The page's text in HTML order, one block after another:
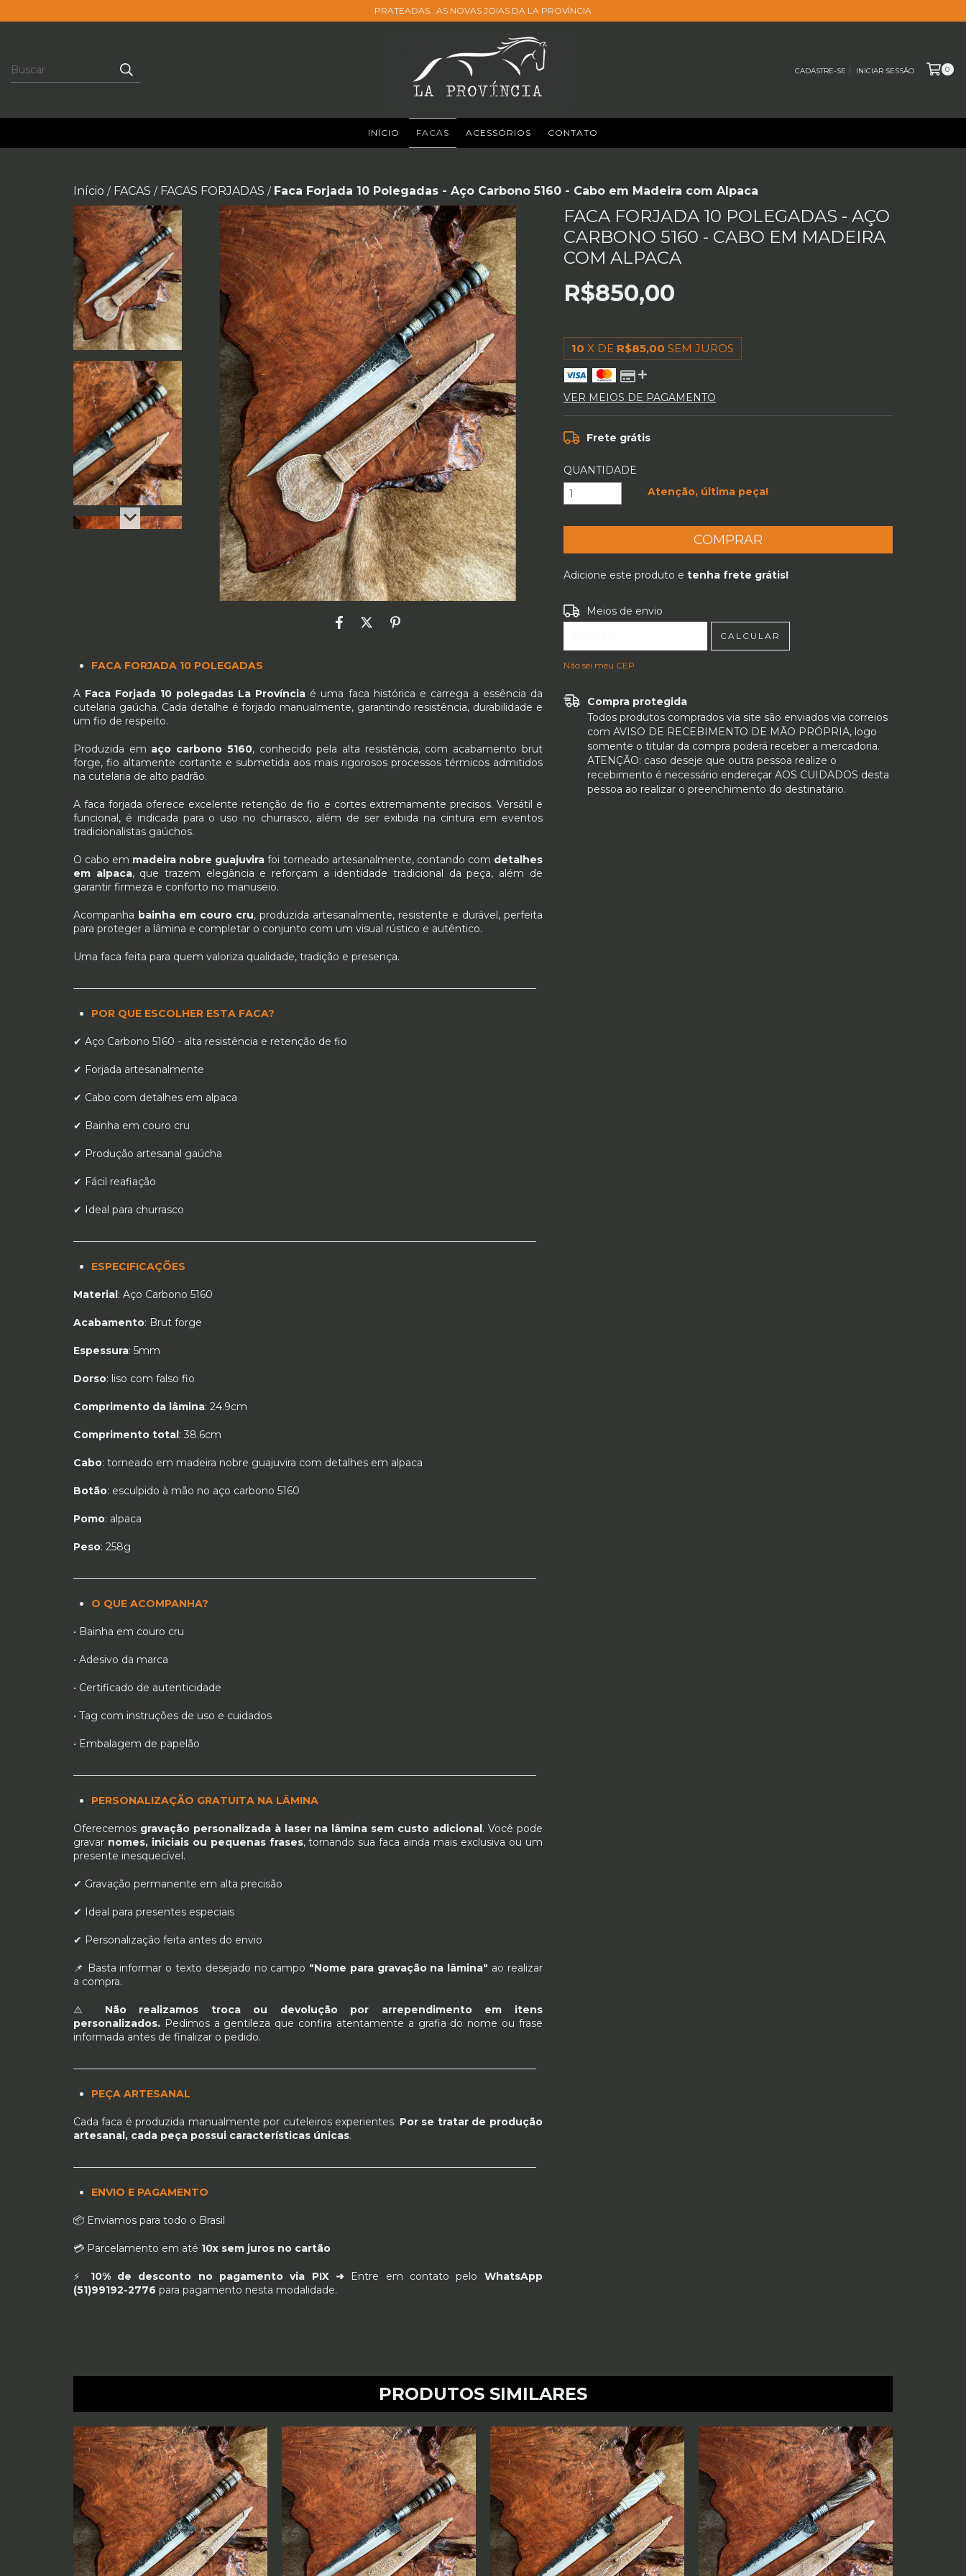
PRATEADAS...AS NOVAS JOIAS DA LA PROVÍNCIA
CADASTRE-SE INICIAR SESSÃO 0
INÍCIO FACAS ACESSÓRIOS CONTATO
Início / FACAS / FACAS FORJADAS / Faca Forjada 10 Polegadas - Aço Carbono 5160 - Cabo em Madeira com Alpaca
FACA FORJADA 10 POLEGADAS
A Faca Forjada 10 polegadas La Província é uma faca histórica e carrega a essência da
cutelaria gaúcha. Cada detalhe é forjado manualmente, garantindo resistência, durabilidade e
um fio de respeito.
Produzida em aço carbono 5160, conhecido pela alta resistência, com acabamento brut
forge, fio altamente cortante e submetida aos mais rigorosos processos térmicos admitidos
na cutelaria de alto padrão.
A faca forjada oferece excelente retenção de fio e cortes extremamente precisos. Versátil e
funcional, é indicada para o uso no churrasco, além de ser exibida na cintura em eventos
tradicionalistas gaúchos.
O cabo em madeira nobre guajuvira foi torneado artesanalmente, contando com detalhes
em alpaca, que trazem elegância e reforçam a identidade tradicional da peça, além de
garantir firmeza e conforto no manuseio.
Acompanha bainha em couro cru, produzida artesanalmente, resistente e durável, perfeita
para proteger a lâmina e completar o conjunto com um visual rústico e autêntico.
Uma faca feita para quem valoriza qualidade, tradição e presença.
POR QUE ESCOLHER ESTA FACA?
✔ Aço Carbono 5160 - alta resistência e retenção de fio
✔ Forjada artesanalmente
✔ Cabo com detalhes em alpaca
✔ Bainha em couro cru
✔ Produção artesanal gaúcha
✔ Fácil reafiação
✔ Ideal para churrasco
ESPECIFICAÇÕES
Material: Aço Carbono 5160
Acabamento: Brut forge
Espessura: 5mm
Dorso: liso com falso fio
Comprimento da lâmina: 24.9cm
Comprimento total: 38.6cm
Cabo: torneado em madeira nobre guajuvira com detalhes em alpaca
Botão: esculpido à mão no aço carbono 5160
Pomo: alpaca
Peso: 258g
O QUE ACOMPANHA?
• Bainha em couro cru
• Adesivo da marca
• Certificado de autenticidade
• Tag com instruções de uso e cuidados
• Embalagem de papelão
PERSONALIZAÇÃO GRATUITA NA LÂMINA
Oferecemos gravação personalizada à laser na lâmina sem custo adicional. Você pode
gravar nomes, iniciais ou pequenas frases, tornando sua faca ainda mais exclusiva ou um
presente inesquecível.
✔ Gravação permanente em alta precisão
✔ Ideal para presentes especiais
✔ Personalização feita antes do envio
📌 Basta informar o texto desejado no campo "Nome para gravação na lâmina" ao realizar
a compra.
⚠️ Não realizamos troca ou devolução por arrependimento em itens
personalizados. Pedimos a gentileza que confira atentamente a grafia do nome ou frase
informada antes de finalizar o pedido.
PEÇA ARTESANAL
Cada faca é produzida manualmente por cuteleiros experientes. Por se tratar de produção
artesanal, cada peça possui características únicas.
ENVIO E PAGAMENTO
📦 Enviamos para todo o Brasil
💳 Parcelamento em até 10x sem juros no cartão
⚡ 10% de desconto no pagamento via PIX ➜ Entre em contato pelo WhatsApp
(51)99192-2776 para pagamento nesta modalidade.
FACA FORJADA 10 POLEGADAS - AÇO
CARBONO 5160 - CABO EM MADEIRA
COM ALPACA
R$850,00
10 X DE R$85,00 SEM JUROS
VER MEIOS DE PAGAMENTO
Frete grátis
QUANTIDADE
Atenção, última peça!
Adicione este produto etenha frete grátis!
Entregas para o CEP:
Meios de envio
CALCULAR
Não sei meu CEP
Compra protegida
Todos produtos comprados via site são enviados via correios
com AVISO DE RECEBIMENTO DE MÃO PRÓPRIA, logo
somente o titular da compra poderá receber a mercadoria.
ATENÇÃO: caso deseje que outra pessoa realize o
recebimento é necessário endereçar AOS CUIDADOS desta
pessoa ao realizar o preenchimento do destinatário.
PRODUTOS SIMILARES